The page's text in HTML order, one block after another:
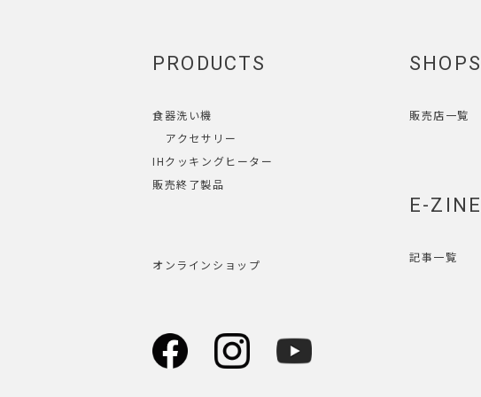
PRODUCTS
食器洗い機
アクセサリー
IHクッキングヒーター
販売終了製品
オンラインショップ
SHOPS
販売店一覧
E-ZINE
記事一覧